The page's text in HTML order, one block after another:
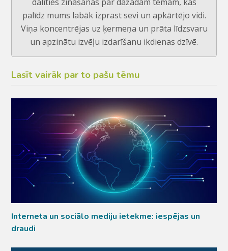
palīdz mums labāk izprast sevi un apkārtējo vidi.
Viņa koncentrējas uz ķermeņa un prāta līdzsvaru
un apzinātu izvēļu izdarīšanu ikdienas dzīvē.
Lasīt vairāk par to pašu tēmu
Interneta un sociālo mediju ietekme: iespējas un
draudi